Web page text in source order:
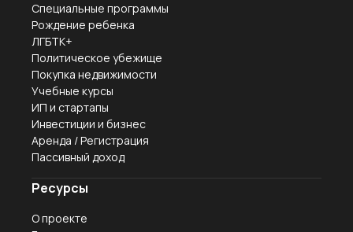
Специальные программы
Рождение ребенка
ЛГБТК+
Политическое убежище
Покупка недвижимости
Учебные курсы
ИП и стартапы
Инвестиции и бизнес
Аренда / Регистрация
Пассивный доход
Ресурсы
О проекте